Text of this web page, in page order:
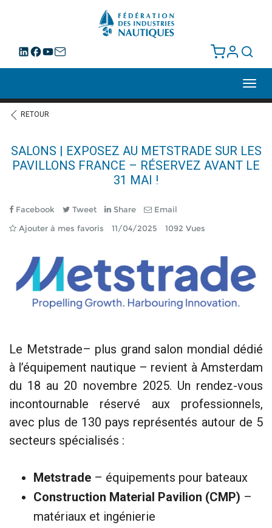
RETOUR
SALONS | EXPOSEZ AU METSTRADE SUR LES
PAVILLONS FRANCE – RÉSERVEZ AVANT LE
31 MAI !
Facebook Tweet Share
Email
Ajouter à mes favoris
11/04/2025 1092 Vues
Le Metstrade– plus grand salon mondial dédié
à l’équipement nautique – revient à Amsterdam
du 18 au 20 novembre 2025. Un rendez-vous
incontournable réservé aux professionnels,
avec plus de 130 pays représentés autour de 5
secteurs spécialisés :
Metstrade – équipements pour bateaux
Construction Material Pavilion (CMP) –
matériaux et ingénierie